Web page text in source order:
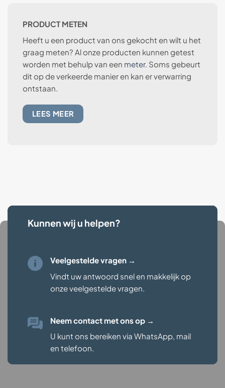
PRODUCT METEN
Heeft u een product van ons gekocht en wilt u het
graag meten? Al onze producten kunnen getest
worden met behulp van een meter. Soms gebeurt
dit op de verkeerde manier en kan er verwarring
ontstaan.
LEES MEER
Kunnen wij u helpen?
Veelgestelde vragen →
Vindt uw antwoord snel en makkelijk op
onze veelgestelde vragen
Neem contact met ons op →
U kunt ons bereiken via WhatsApp, mail
en telefoon.